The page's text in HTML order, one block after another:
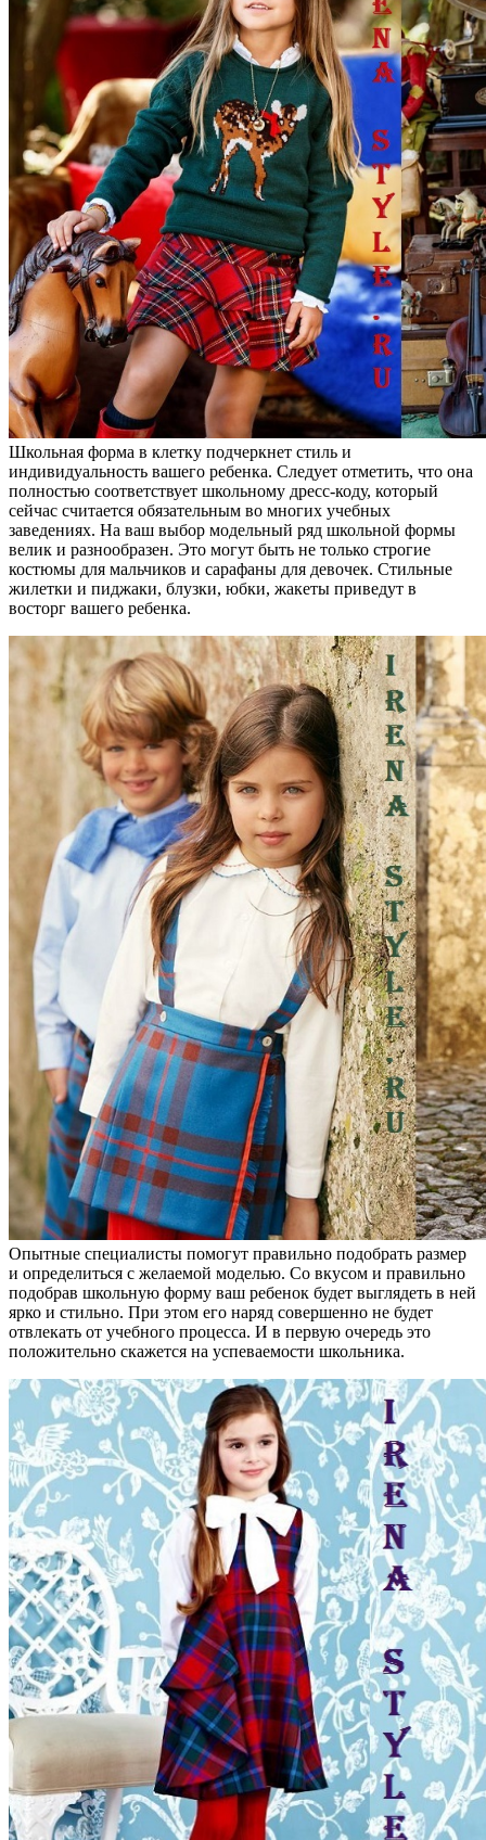
Школьная форма в клетку подчеркнет стиль и
индивидуальность вашего ребенка. Следует отметить, что она
полностью соответствует школьному дресс-коду, который
сейчас считается обязательным во многих учебных
заведениях. На ваш выбор модельный ряд школьной формы
велик и разнообразен. Это могут быть не только строгие
костюмы для мальчиков и сарафаны для девочек. Стильные
жилетки и пиджаки, блузки, юбки, жакеты приведут в
восторг вашего ребенка.
Опытные специалисты помогут правильно подобрать размер
и определиться с желаемой моделью. Со вкусом и правильно
подобрав школьную форму ваш ребенок будет выглядеть в ней
ярко и стильно. При этом его наряд совершенно не будет
отвлекать от учебного процесса. И в первую очередь это
положительно скажется на успеваемости школьника.